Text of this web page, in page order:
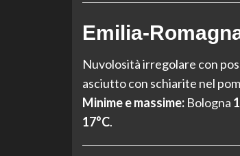
Emilia-
Nuvolosità irregolare con
asciutto con schiarite nel
Minime e massime:Bologna
17°C.